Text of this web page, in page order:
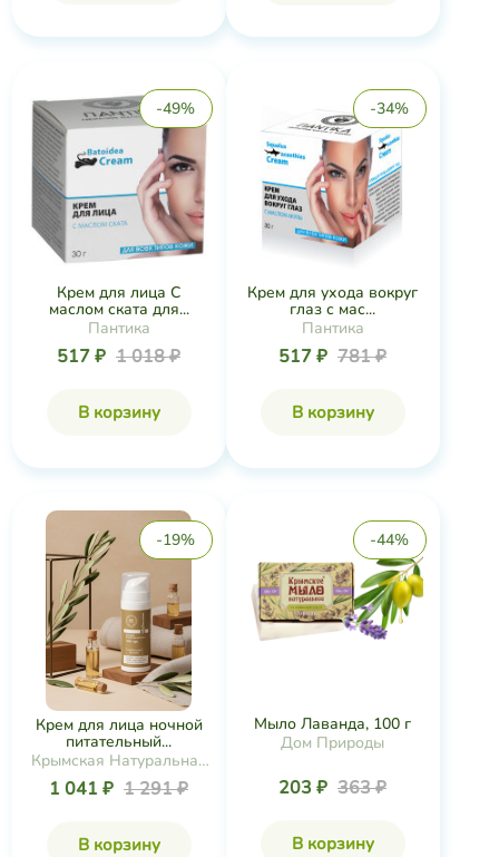
-49%
Крем для лица С
маслом ската для...
Пантика
517 ₽ 1 018 ₽
В корзину
-34%
Крем для ухода вокруг
глаз с мас...
Пантика
517 ₽ 781 ₽
В корзину
-19%
Крем для лица ночной
питательный...
Крымская Натуральная
Коллекция
1 041 ₽ 1 291 ₽
В корзину
-44%
Мыло Лаванда, 100 г
Дом Природы
203 ₽ 363 ₽
В корзину